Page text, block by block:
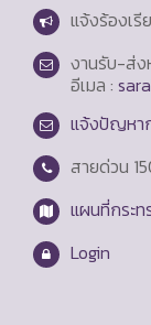
แจ้งร้องเรี
งานรับ-ส่ง
อีเมล :
แจ้งปัญหาก
สายด่วน
แผนที่กระท
Login